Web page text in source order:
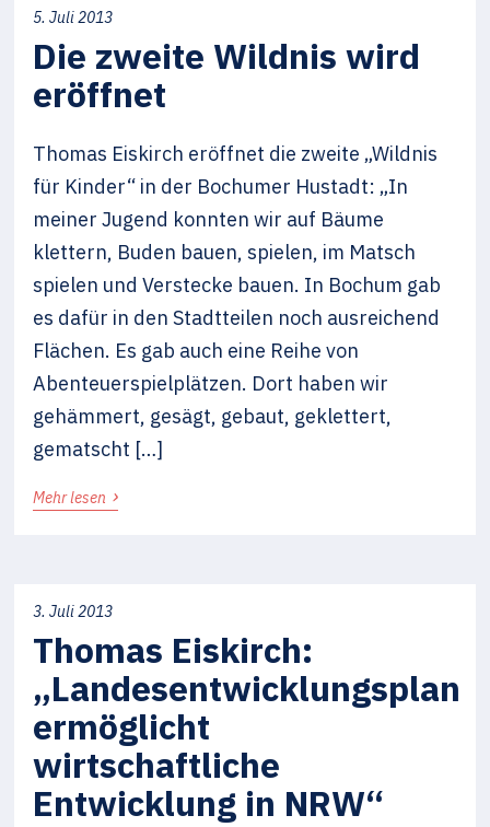
5. Juli 2013
Die zweite Wildnis wird
eröffnet
Thomas Eiskirch eröffnet die zweite „Wildnis
für Kinder“ in der Bochumer Hustadt: „In
meiner Jugend konnten wir auf Bäume
klettern, Buden bauen, spielen, im Matsch
spielen und Verstecke bauen. In Bochum gab
es dafür in den Stadtteilen noch ausreichend
Flächen. Es gab auch eine Reihe von
Abenteuerspielplätzen. Dort haben wir
gehämmert, gesägt, gebaut, geklettert,
gematscht […]
Mehr lesen ›
3. Juli 2013
Thomas Eiskirch:
„Landesentwicklungsplan
ermöglicht
wirtschaftliche
Entwicklung in NRW“